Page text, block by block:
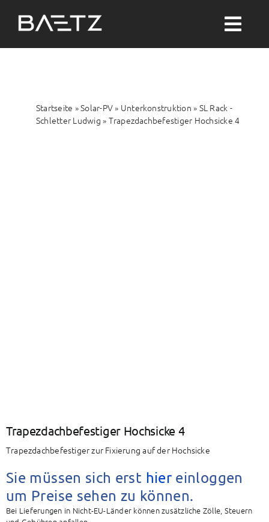
Inhalt
springen
Solar-PV
Startseite »Solar-PV» Unterkonstruktion » SL Rack -
Schletter Ludwig » Trapezdachbefestiger Hochsicke 4
Trapezdachbefestiger Hochsicke 4
Trapezdachbefestiger zur Fixierung auf der Hochsicke
Sie müssen sich erst hier einloggen
um Preise sehen zu können.
Bei Lieferungen in Nicht-EU-Länder können zusätzliche Zölle, Steuern